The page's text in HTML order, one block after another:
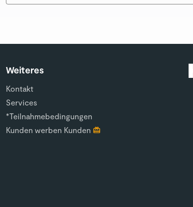
Weiteres
Kontakt
Services
*Teilnahmebedingungen
Kunden werben Kunden